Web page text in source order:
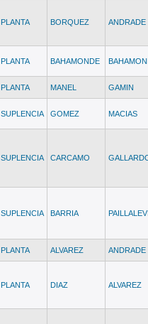
PLANTA BORQUEZ ANDRADE
PLANTA BAHAMONDE
PLANTA MANEL GAMIN
SUPLENCIA GOMEZ MACIAS
SUPLENCIA CARCAMO
SUPLENCIA BARRIA
PLANTA ALVAREZ ANDRADE
PLANTA DIAZ ALVAREZ